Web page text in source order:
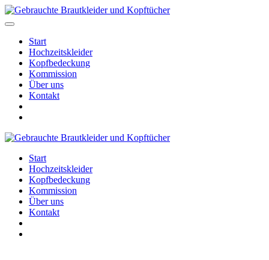
Start
Hochzeitskleider
Kopfbedeckung
Kommission
Über uns
Kontakt
Start
Hochzeitskleider
Kopfbedeckung
Kommission
Über uns
Kontakt